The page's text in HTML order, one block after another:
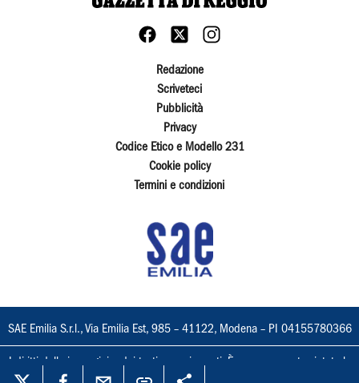
Redazione
Scriveteci
Pubblicità
Privacy
Codice Etico e Modello 231
Cookie policy
Termini e condizioni
SAE Emilia S.r.l., Via Emilia Est, 985 – 41122, Modena – PI 04155780366
I diritti delle immagini e dei testi sono riservati. È espressamente vietata la